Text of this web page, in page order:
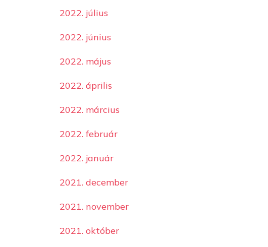
2022. július
2022. június
2022. május
2022. április
2022. március
2022. február
2022. január
2021. december
2021. november
2021. október